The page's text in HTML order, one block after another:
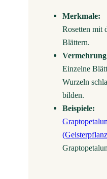
Merkmale:
Rosetten mit
Blättern.
Einzelne
Wurzeln
bilden.
Beispiele: